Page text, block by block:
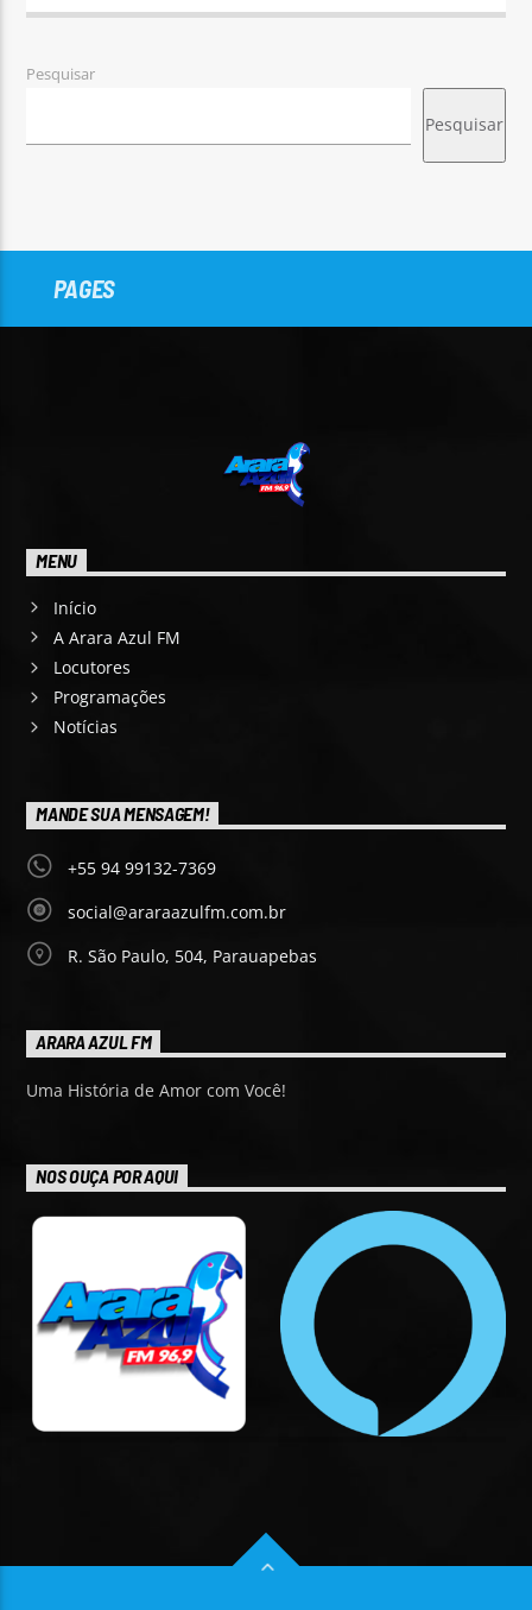
Pesquisar
Pesquisar
PAGES
MENU
Início
A Arara Azul FM
Locutores
Programações
Notícias
MANDE SUA MENSAGEM!
+55 94 99132-7369
social@araraazulfm.com.br
R. São Paulo, 504, Parauapebas
ARARA AZUL FM
Uma História de Amor com Você!
NOS OUÇA POR AQUI